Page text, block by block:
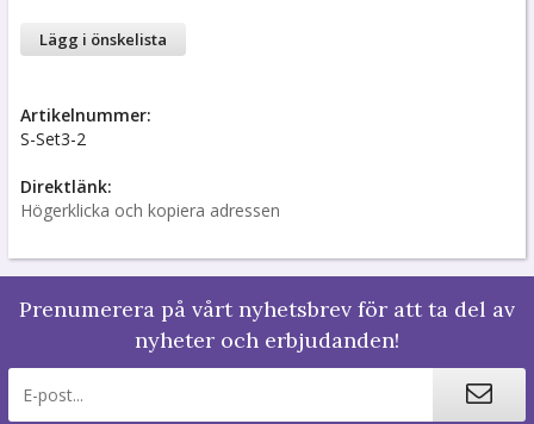
Lägg i önskelista
Artikelnummer:
S-Set3-2
Direktlänk:
Högerklicka och kopiera adressen
Prenumerera på vårt nyhetsbrev för att ta del av
nyheter och erbjudanden!